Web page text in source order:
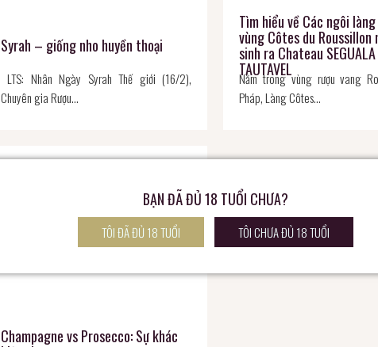
Syrah – giống nho huyền thoại
LTS: Nhân Ngày Syrah Thế giới (16/2),
Chuyên gia Rượu…
Tìm hiểu về Các ngôi
vùng Côtes du Roussillon
sinh ra Chateau SEGUALA
TAUTAVEL
Nằm trong vùng rượu vang
Pháp, Làng Côtes…
Champagne vs Prosecco: Sự khác
BẠN ĐÃ ĐỦ 18 TUỔI CHƯA?
TÔI ĐÃ ĐỦ 18 TUỔI TÔI CHƯA ĐỦ 18 TUỔI